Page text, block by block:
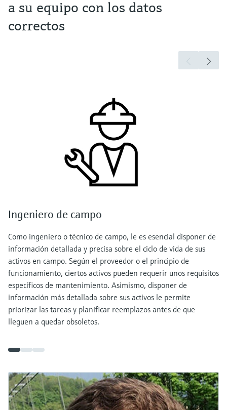
a su equipo con los datos
correctos
Ingeniero de campo
Como ingeniero o técnico de campo, le es esencial disponer de
información detallada y precisa sobre el ciclo de vida de sus
activos en campo. Según el proveedor o el principio de
funcionamiento, ciertos activos pueden requerir unos requisitos
específicos de mantenimiento. Asimismo, disponer de
información más detallada sobre sus activos le permite
priorizar las tareas y planificar reemplazos antes de que
lleguen a quedar obsoletos.